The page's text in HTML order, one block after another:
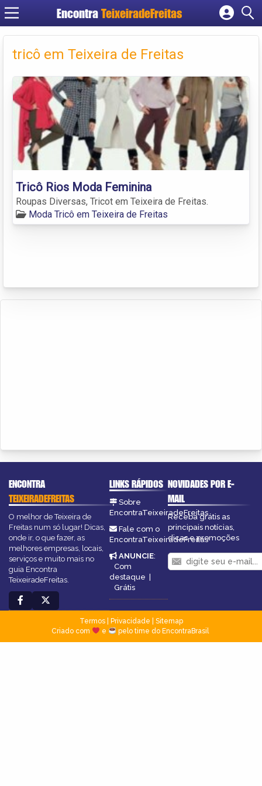
Encontra TeixeiradeFreitas
Cadastrar empresa
Criar conta
tricô em Teixeira de Freitas
Tricô Rios Moda Feminina
Roupas Diversas, Tricot em Teixeira de Freitas.
Moda Tricô em Teixeira de Freitas
ENCONTRA
TEIXEIRADEFREITAS
O melhor de Teixeira de
Freitas num só lugar! Dicas,
onde ir, o que fazer, as
melhores empresas, locais,
serviços e muito mais no
guia Encontra
TeixeiradeFreitas.
LINKS RÁPIDOS
Sobre
EncontraTeixeiradeFreitas
Fale com o
EncontraTeixeiradeFreitas
ANUNCIE:
Com
destaque |
Grátis
NOVIDADES POR E-
MAIL
Receba grátis as
principais notícias,
dicas e promoções
Termos| Privacidade
Sitemap
Criado com
e pelo time do EncontraBrasil